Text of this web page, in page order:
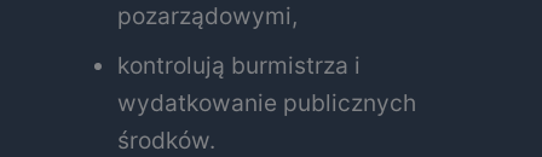
pozarządowymi,
kontrolują burmistrza i
wydatkowanie publicznych
środków.